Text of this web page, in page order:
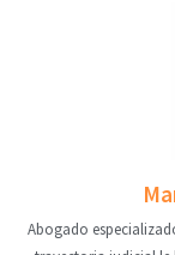
Abogado